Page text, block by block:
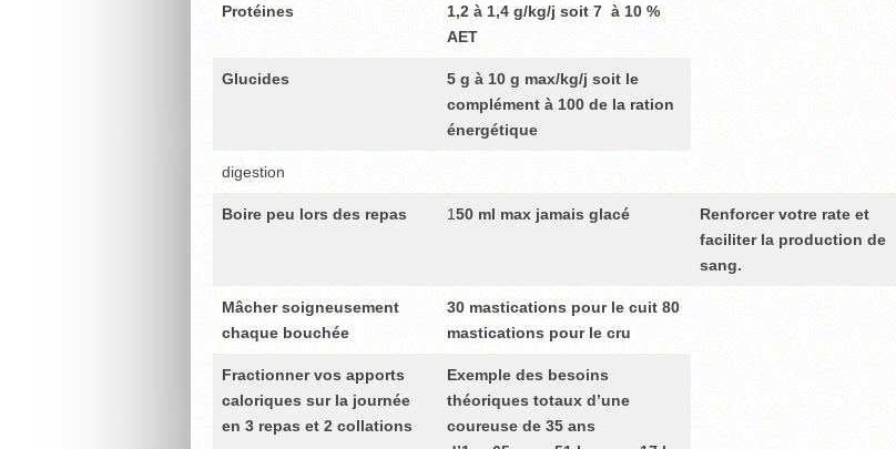
Protéines 1,2 à 1,4 g/kg/j soit 7 à 10 %
AET
Glucides 5 g à 10 g max/kg/j soit le
complément à 100 de la ration
énergétique
digestion
Boire peu lors des repas 150 ml max jamais glacé
Renforcer votre rate et
faciliter la production de
sang.
Mâcher soigneusement
chaque bouchée
30 mastications pour le cuit 80
mastications pour le cru
Fractionner vos apports
caloriques sur la journée
en 3 repas et 2 collations
Exemple des besoins
théoriques totaux d’une
coureuse de 35 ans